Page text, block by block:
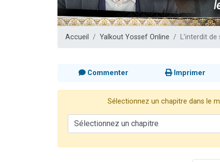
29
Accueil Yalkout Yossef Online L'interdit de
Commenter Imprimer
Sélectionnez un chapitre dans le